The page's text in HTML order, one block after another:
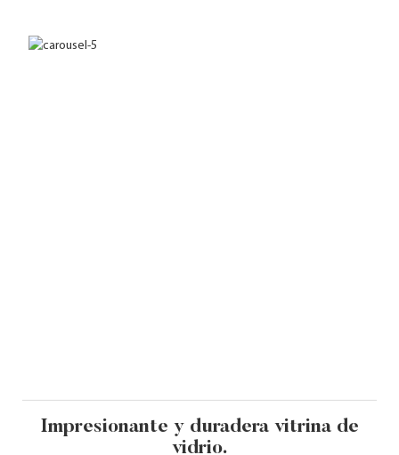
Impresionante y duradera vitrina de
vidrio.